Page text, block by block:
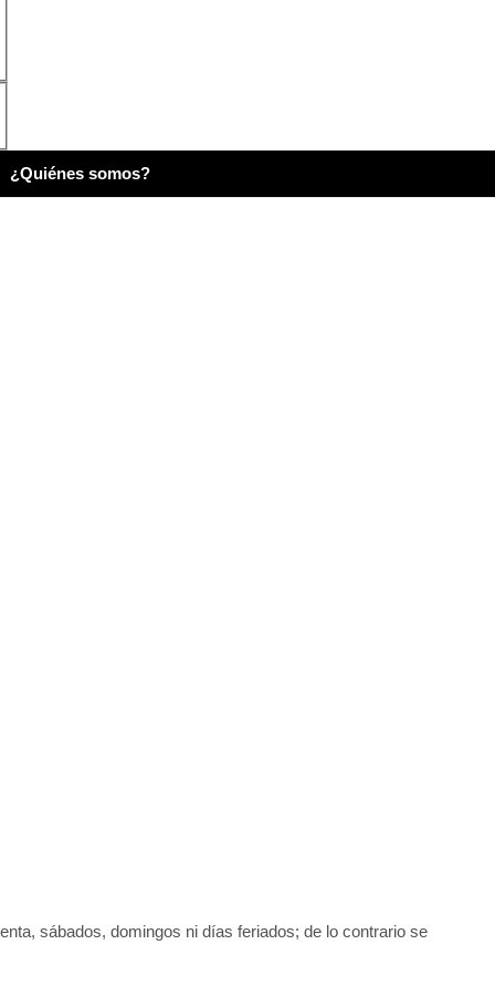
¿Quiénes somos?
sábados, domingos ni días feriados; de lo contrario se